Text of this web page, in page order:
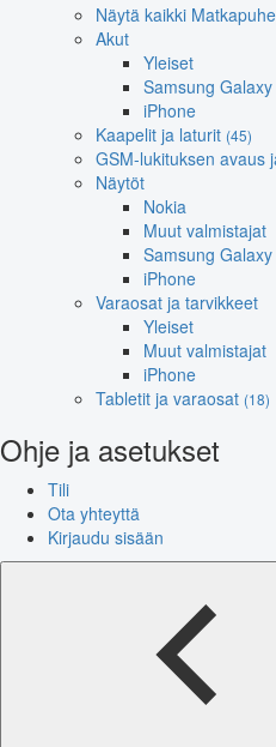
Näytä kaikki
Akut
Yleiset
Samsung Galaxy
iPhone
Kaapelit ja laturit (45)
GSM-lukituksen avaus
Näytöt
Nokia
Muut valmistajat
Samsung Galaxy
iPhone
Varaosat ja tarvikkeet
Yleiset
Muut valmistajat
iPhone
Tabletit ja varaosat (18)
Ohje ja asetukset
Tili
Ota yhteyttä
Kirjaudu sisään